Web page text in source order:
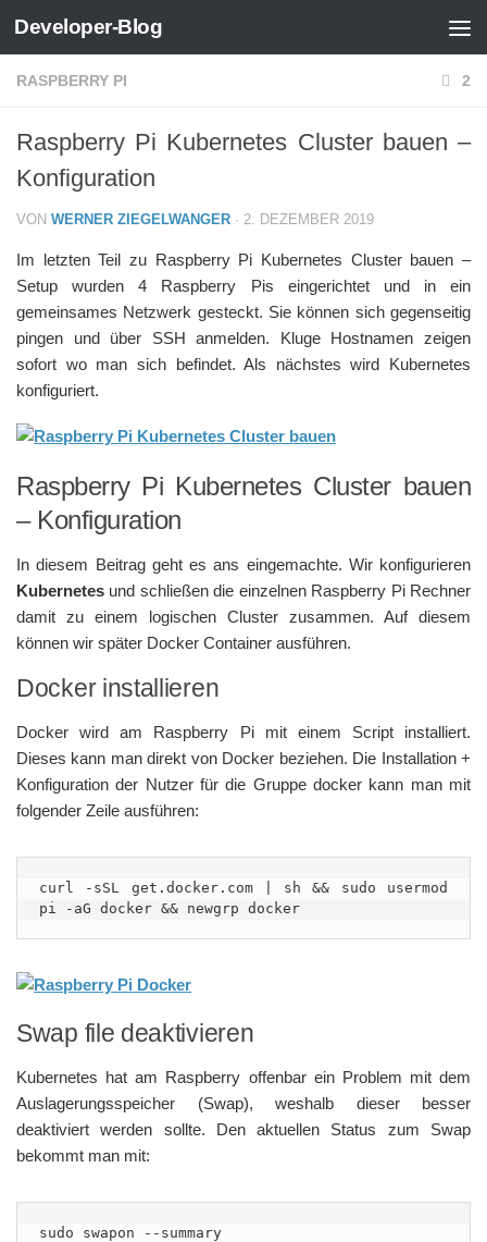
Zum Inhalt springen
Developer-Blog
RASPBERRY PI 2
Raspberry Pi Kubernetes Cluster bauen –
Konfiguration
VON WERNER ZIEGELWANGER · 2. DEZEMBER 2019
Im letzten Teil zu Raspberry Pi Kubernetes Cluster bauen –
Setup wurden 4 Raspberry Pis eingerichtet und in ein
gemeinsames Netzwerk gesteckt. Sie können sich gegenseitig
pingen und über SSH anmelden. Kluge Hostnamen zeigen
sofort wo man sich befindet. Als nächstes wird Kubernetes
konfiguriert.
Raspberry Pi Kubernetes Cluster bauen
– Konfiguration
In diesem Beitrag geht es ans eingemachte. Wir konfigurieren
Kubernetes und schließen die einzelnen Raspberry Pi Rechner
damit zu einem logischen Cluster zusammen. Auf diesem
können wir später Docker Container ausführen.
Docker installieren
Docker wird am Raspberry Pi mit einem Script installiert.
Dieses kann man direkt von Docker beziehen. Die Installation +
Konfiguration der Nutzer für die Gruppe docker kann man mit
folgender Zeile ausführen:
curl -sSL get.docker.com | sh && sudo usermod
pi -aG docker && newgrp docker
Swap file deaktivieren
Kubernetes hat am Raspberry offenbar ein Problem mit dem
Auslagerungsspeicher (Swap), weshalb dieser besser
deaktiviert werden sollte. Den aktuellen Status zum Swap
bekommt man mit:
sudo swapon --summary